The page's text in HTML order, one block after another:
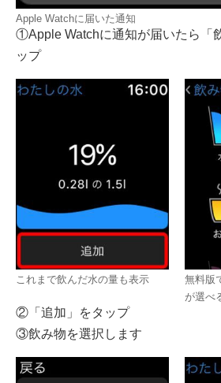
Apple Watchに届いた通知
①Apple Watchに通知が届いたら「
ップ
これまで飲んだ水の量も表示
無料版
が選べ
②「追加」をタップ
③飲み物を選択します